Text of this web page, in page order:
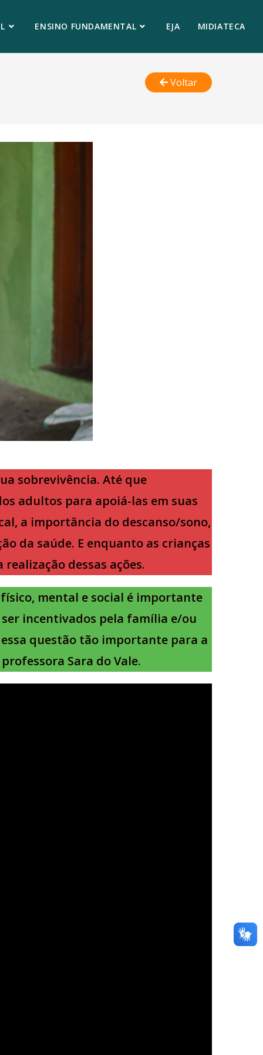
ENSINO FUNDAMENTAL EJA MIDIATECA
Voltar
sobrevivência. Até que
adultos para apoiá-las em suas
a importância do descanso/sono,
da saúde. E enquanto as crianças
dessas ações.
mental e social é importante
incentivados pela família e/ou
questão tão importante para a
Sara do Vale.